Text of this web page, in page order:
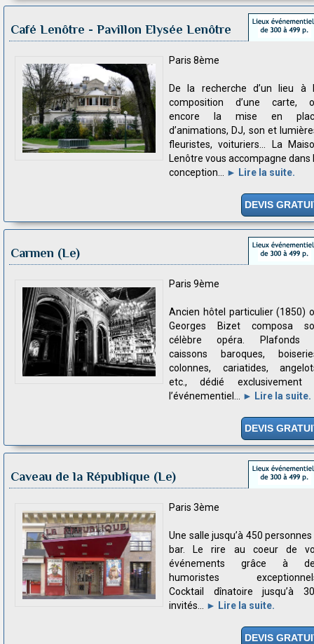
Café Lenôtre - Pavillon Elysée Lenôtre
Paris 8ème
De la recherche d’un lieu à
composition d’une carte,
encore la mise en
d’animations, DJ, son et
fleuristes, voituriers… La
Lenôtre vous accompagne dans
conception...
► Lire la suite.
DEVIS
Carmen (Le)
Paris 9ème
Ancien hôtel particulier (1850)
Georges Bizet composa
célèbre opéra. Plafonds
caissons baroques,
colonnes, cariatides,
etc., dédié exclusivement
l’événementiel...
► Lire la suite.
DEVIS
Caveau de la République (Le)
Paris 3ème
Une salle jusqu’à 450 personnes
bar. Le rire au coeur de
événements grâce à
humoristes
Cocktail dînatoire jusqu’à
invités...
► Lire la suite.
DEVIS